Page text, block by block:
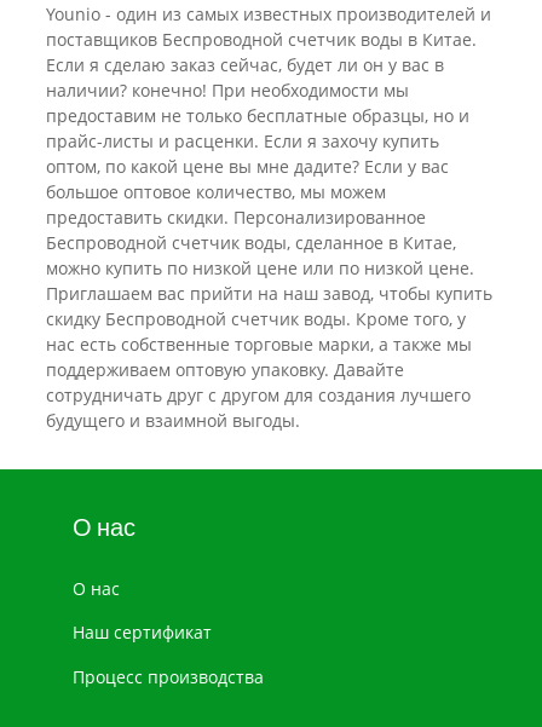
Younio - один из самых известных производителей и
поставщиков Беспроводной счетчик воды в Китае.
Если я сделаю заказ сейчас, будет ли он у вас в
наличии? конечно! При необходимости мы
предоставим не только бесплатные образцы, но и
прайс-листы и расценки. Если я захочу купить
оптом, по какой цене вы мне дадите? Если у вас
большое оптовое количество, мы можем
предоставить скидки. Персонализированное
Беспроводной счетчик воды, ​​сделанное в Китае,
можно купить по низкой цене или по низкой цене.
Приглашаем вас прийти на наш завод, чтобы купить
скидку Беспроводной счетчик воды. Кроме того, у
нас есть собственные торговые марки, а также мы
поддерживаем оптовую упаковку. Давайте
сотрудничать друг с другом для создания лучшего
будущего и взаимной выгоды.
О нас
О нас
Наш сертификат
Процесс производства